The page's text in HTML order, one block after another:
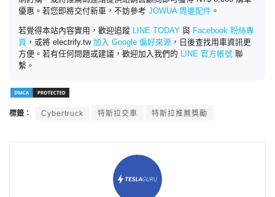
優惠。若您即將交付新車，不妨參考 JOWUA 周邊配件 。
若覺得本站內容實用，歡迎追蹤 LINE TODAY 與 Facebook 粉絲專
頁 ，或將 electrify.tw 加入 Google 偏好來源 ，日後查找用車資訊更
方便。若有任何問題或建議，歡迎加入我們的
LINE 官方帳號 聯
繫。
標籤： Cybertruck 特斯拉交車 特斯拉推薦獎勵